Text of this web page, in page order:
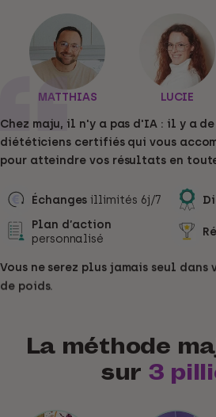
MATTHIAS LUCIE
Chez maju, il n'y a pas d'IA : il y a de
diététiciens certifiés qui vous
pour atteindre vos résultats en
Échanges illimités 6j/7
Plan d’action
personnalisé
Vous ne serez plus jamais seul dans
de poids.
La méthode
sur 3